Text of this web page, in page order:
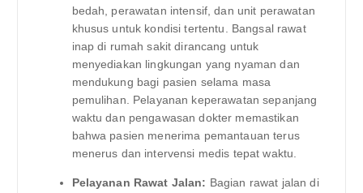
bedah, perawatan intensif, dan unit perawatan
khusus untuk kondisi tertentu. Bangsal rawat
inap di rumah sakit dirancang untuk
menyediakan lingkungan yang nyaman dan
mendukung bagi pasien selama masa
pemulihan. Pelayanan keperawatan sepanjang
waktu dan pengawasan dokter memastikan
bahwa pasien menerima pemantauan terus
menerus dan intervensi medis tepat waktu.
Pelayanan Rawat Jalan: Bagian rawat jalan di